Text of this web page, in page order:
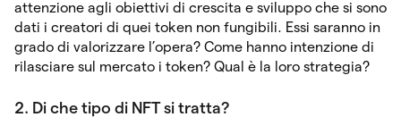
attenzione agli obiettivi di crescita e sviluppo che si sono
dati i creatori di quei token non fungibili. Essi saranno in
grado di valorizzare l’opera? Come hanno intenzione di
rilasciare sul mercato i token? Qual è la loro strategia?
2. Di che tipo di NFT si tratta?